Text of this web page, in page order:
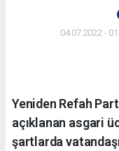
04.07.2022 -
Yeniden Refah
açıklanan asgari
şartlarda